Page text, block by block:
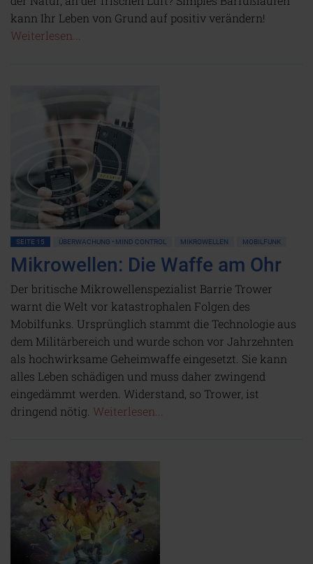
kann Ihr Leben von Grund auf positiv verändern!
Weiterlesen...
SEITE 15 ÜBERWACHUNG • MIND CONTROL MIKROWELLEN MOBILFUNK
Mikrowellen: Die Waffe am Ohr
Der britische Mikrowellenspezialist Barrie Trower
warnt die Welt vor katastrophalen Folgen des
Mobilfunks. Ursprünglich stammt die Technologie aus
dem Militärbereich und wurde schon vor Jahrzehnten
als hochwirksame Geheimwaffe eingesetzt. Sie kann
alles Leben schädigen und muss daher zwingend
eingedämmt werden. Widerstand, so Trower, ist
dringend nötig. Weiterlesen...